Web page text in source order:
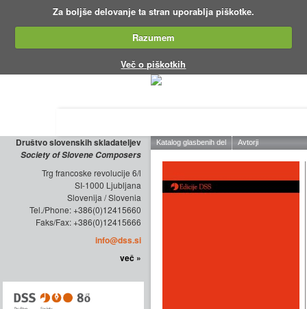
Za boljše delovanje ta stran uporablja piškotke.
Razumem
Več o piškotkih
Društvo slovenskih skladateljev
Society of Slovene Composers
Trg francoske revolucije 6/l
SI-1000 Ljubljana
Slovenija / Slovenia
Tel./Phone: +386(0)12415660
Faks/Fax: +386(0)12415666
info@dss.si
več »